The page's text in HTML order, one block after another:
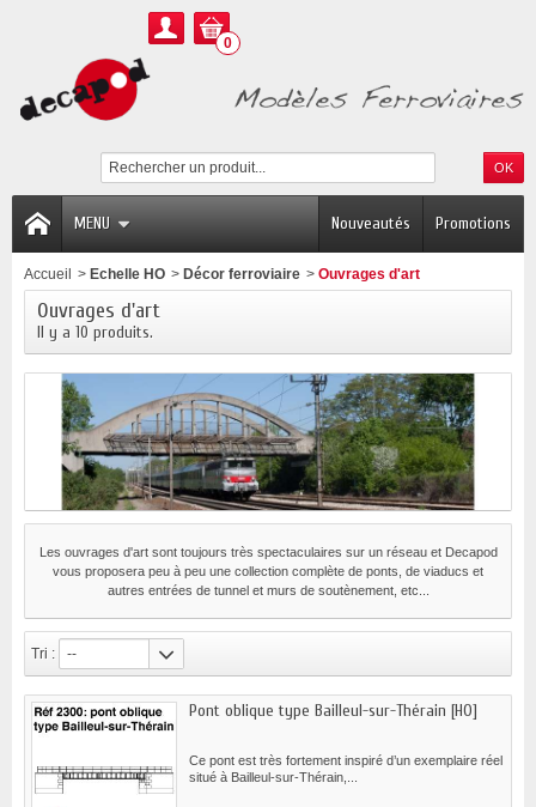
0
MENU Promotions
Nouveautés
Accueil > Echelle HO > Décor ferroviaire > Ouvrages d'art
Ouvrages d'art
Il y a 10 produits.
Les ouvrages d'art sont toujours très spectaculaires sur un réseau et Decapod
vous proposera peu à peu une collection complète de ponts, de viaducs et
autres entrées de tunnel et murs de soutènement, etc...
Tri : --
Pont oblique type Bailleul-sur-Thérain [HO]
Ce pont est très fortement inspiré d’un exemplaire réel
situé à Bailleul-sur-Thérain,...